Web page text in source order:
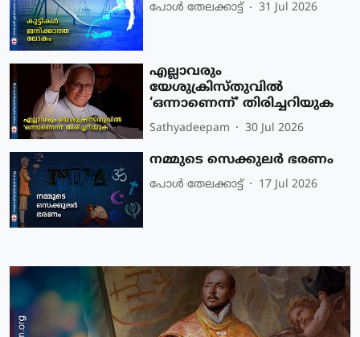
പോള്‍ തേലക്കാട്ട്‌ 31 Jul 2026
എല്ലാവരും
യേശുക്രിസ്തുവില്‍
‘ഒന്നാണെന്ന്’ തിരിച്ചറിയുക
Sathyadeepam 30 Jul 2026
നമ്മുടെ സെക്കുലർ ഭരണം
പോള്‍ തേലക്കാട്ട്‌ 17 Jul 2026